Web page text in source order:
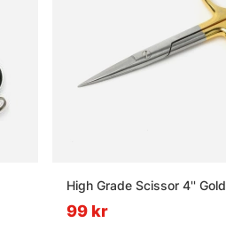
High Grade Scissor 4'' Gold
99 kr